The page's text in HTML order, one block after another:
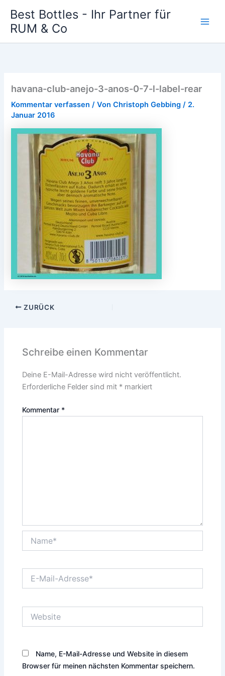
Inhalt
springen
Best Bottles - Ihr Partner für
RUM & Co
havana-club-anejo-3-anos-0-7-l-label-rear
Kommentar verfassen / VonChristoph Gebbing/ 2.
Januar 2016
ZURÜCK
Schreibe einen Kommentar
Deine E-Mail-Adresse wird nicht veröffentlicht.
Erforderliche Felder sind mit * markiert
Kommentar *
Mail-
Name, E-Mail-Adresse und Website in diesem
Browser für meinen nächsten Kommentar speichern.